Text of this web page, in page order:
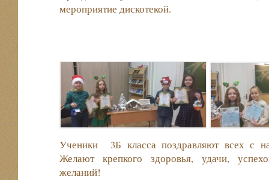
мероприятие дискотекой.
Ученики 3Б класса поздравляют всех с
Желают крепкого здоровья, удачи,
желаний!